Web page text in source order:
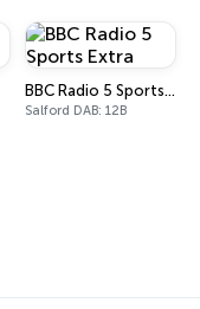
BBC Radio 5 Sports Extra
Salford DAB: 12B